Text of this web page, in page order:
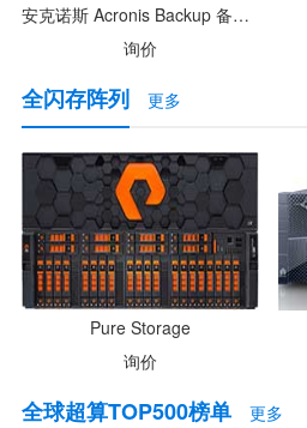
安克诺斯 Acronis Backup 备份/恢复软件
询价
全闪存阵列 更多
Pure Storage
询价
全球超算TOP500榜单 更多